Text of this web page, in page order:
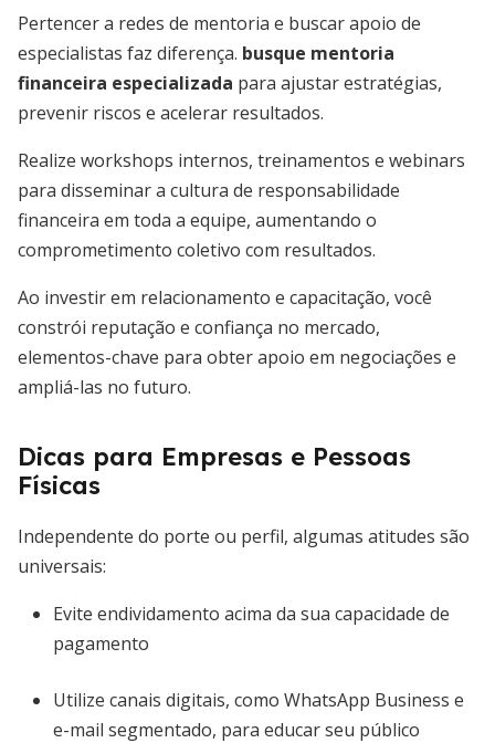
Pertencer a redes de mentoria e buscar apoio de
especialistas faz diferença. busque mentoria
financeira especializada para ajustar estratégias,
prevenir riscos e acelerar resultados.
Realize workshops internos, treinamentos e webinars
para disseminar a cultura de responsabilidade
financeira em toda a equipe, aumentando o
comprometimento coletivo com resultados.
Ao investir em relacionamento e capacitação, você
constrói reputação e confiança no mercado,
elementos-chave para obter apoio em negociações e
ampliá-las no futuro.
Dicas para Empresas e Pessoas
Físicas
Independente do porte ou perfil, algumas atitudes são
universais:
Evite endividamento acima da sua capacidade de
pagamento
Utilize canais digitais, como WhatsApp Business e
e-mail segmentado, para educar seu público